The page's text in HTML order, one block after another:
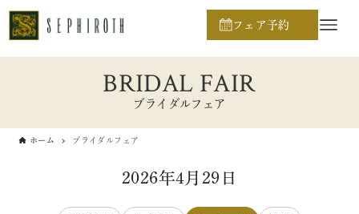
フェア予約
BRIDAL FAIR
ブライダルフェア
ホーム ブライダルフェア
2026年4月29日